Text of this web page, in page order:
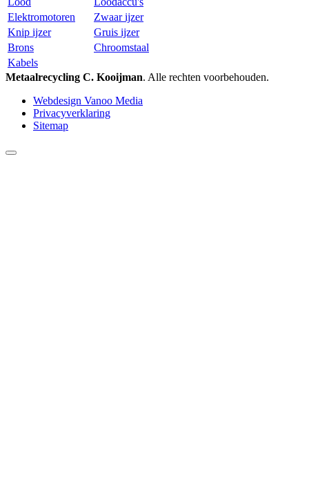
Elektromotoren
Zwaar ijzer
Knip ijzer
Gruis ijzer
Brons
Chroomstaal
Kabels
Metaalrecycling C. Kooijman. Alle rechten voorbehouden.
Webdesign Vanoo Media
Privacyverklaring
Sitemap